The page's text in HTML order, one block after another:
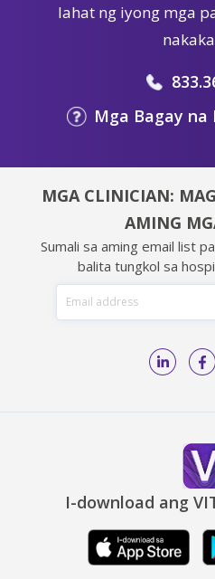
lahat ng iyong mga
Mga Bagay
MGA CLINICIAN:
AMING
Sumali sa aming email list
balita tungkol sa
I-download ang